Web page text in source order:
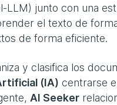
LLM) junto con una
el texto de
de forma eficiente.
y clasifica los
(IA) centrarse
AI Seeker